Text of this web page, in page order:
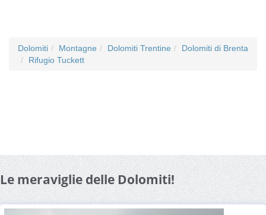
Dolomiti Montagne Dolomiti Trentine
Dolomiti di Brenta
Rifugio Tuckett
Le meraviglie delle Dolomiti!